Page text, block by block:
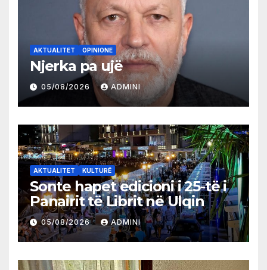
AKTUALITET OPINIONE
Njerka pa ujë
05/08/2026 ADMINI
AKTUALITET KULTURË
Sonte hapet edicioni i 25-të i
Panairit të Librit në Ulqin
05/08/2026 ADMINI